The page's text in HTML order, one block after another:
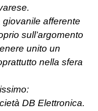
afferente
sull’argomento
unito un
nella sfera
DB Elettronica.